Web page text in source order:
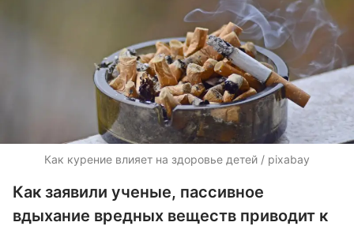
Как курение влияет на здоровье детей / pixabay
Как заявили ученые, пассивное
вдыхание вредных веществ приводит к